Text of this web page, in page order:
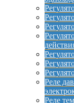
Реле
Реле